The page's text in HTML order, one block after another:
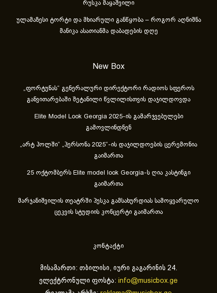
რუსკა მაყაშვილი
ულამაზესი ტორტი და მხიარული განწყობა – როგორ აღნიშნა
მანიკა ასათიანმა დაბადების დღე
New Box
„ფორტუნას“ გენერალური დირექტორი რადიოს სფეროს
განვითარებაში შეტანილი წვლილისთვის დაჯილდოვდა
Elite Model Look Georgia 2025-ის გამარჯვებულები
გამოვლინდნენ
„არტ ჰოლში“ „პერსონა 2025“-ის დაჯილდოების ცერემონია
გაიმართა
25 ოქტომბერს Elite model look Georgia-ს ღია კასტინგი
გაიმართა
მარჯანიშვილის თეატრში პუსკა გამსახურდიას სამოყვარულო
ცეკვის სტუდიის კონცერტი გაიმართა
კონტაქტი
მისამართი: თბილისი, იური გაგარინის 24.
ელექტრონული ფოსტა: info@musicbox.ge